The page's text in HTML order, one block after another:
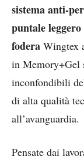
sistema anti-
puntale
fodera Wingtex
in Memory+Gel
inconfondibili
di alta qualità
all’avanguardia.
Pensate dai